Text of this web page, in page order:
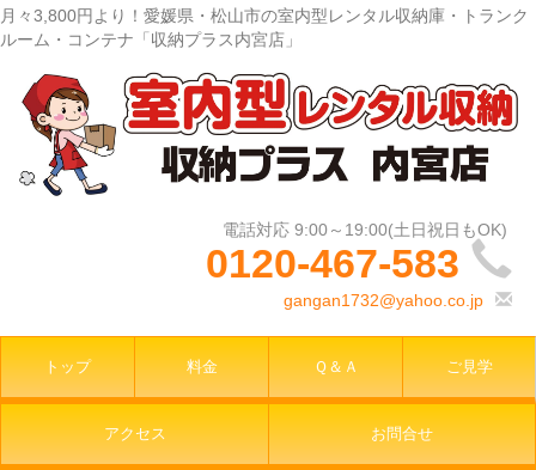
月々3,800円より！愛媛県・松山市の室内型レンタル収納庫・トランク
ルーム・コンテナ「収納プラス内宮店」
0120-467-583
gangan1732@yahoo.co.jp
トップ 料金 Ｑ＆Ａ ご見学
アクセス お問合せ